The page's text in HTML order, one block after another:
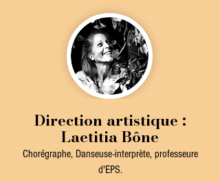
Direction artistique :
Laetitia Bône
Chorégraphe, Danseuse-interprète, professeure
d'EPS.